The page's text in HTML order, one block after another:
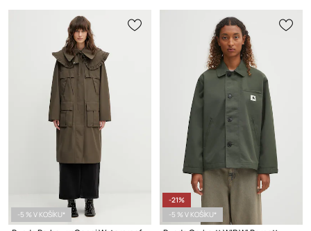
-5 % V KOŠÍKU*
-21%
-5 % V KOŠÍKU*